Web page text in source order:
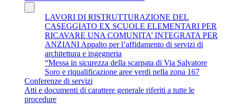
LAVORI DI RISTRUTTURAZIONE DEL
CASEGGIATO EX SCUOLE ELEMENTARI PER
RICAVARE UNA COMUNITA’ INTEGRATA PER
ANZIANI Appalto per l’affidamento di servizi di
architettura e ingegneria
“Messa in sicurezza della scarpata di Via Salvatore
Soro e riqualificazione aree verdi nella zona 167
Conferenze di servizi
Atti e documenti di carattere generale riferiti a tutte le
procedure